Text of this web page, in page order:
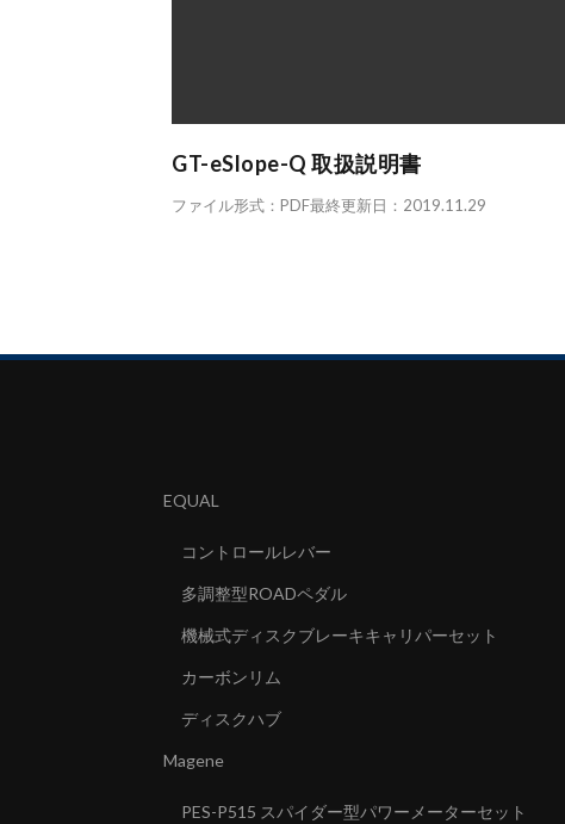
GT-eSlope-Q 取扱説明書
ファイル形式：PDF最終更新日：2019.11.29
EQUAL
コントロールレバー
多調整型ROADペダル
機械式ディスクブレーキキャリパーセット
カーボンリム
ディスクハブ
Magene
PES-P515 スパイダー型パワーメーターセット